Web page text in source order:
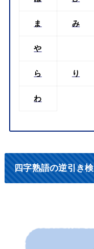
ま み
や
ら り
わ
四字熟語の逆引き